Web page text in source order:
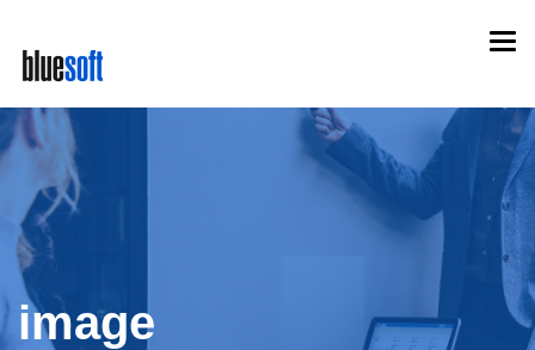
main
content
image